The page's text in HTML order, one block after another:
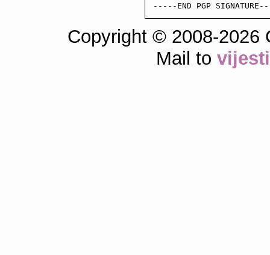
-----END PGP
Copyright © 2008-2026
Mail to